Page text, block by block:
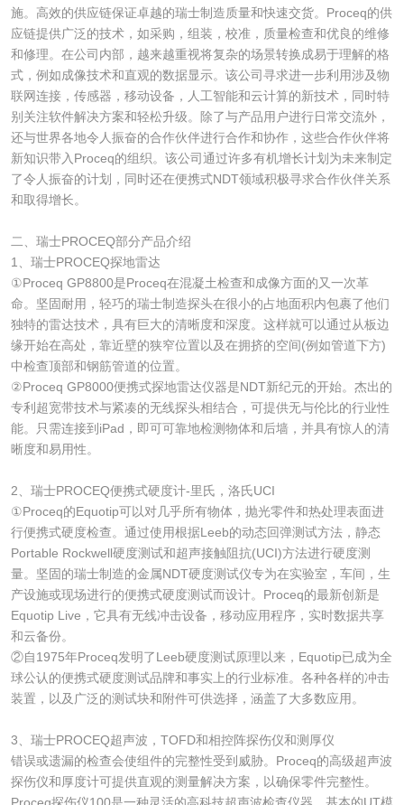
施。高效的供应链保证卓越的瑞士制造质量和快速交货。Proceq的供
应链提供广泛的技术，如采购，组装，校准，质量检查和优良的维修
和修理。在公司内部，越来越重视将复杂的场景转换成易于理解的格
式，例如成像技术和直观的数据显示。该公司寻求进一步利用涉及物
联网连接，传感器，移动设备，人工智能和云计算的新技术，同时特
别关注软件解决方案和轻松升级。除了与产品用户进行日常交流外，
还与世界各地令人振奋的合作伙伴进行合作和协作，这些合作伙伴将
新知识带入Proceq的组织。该公司通过许多有机增长计划为未来制定
了令人振奋的计划，同时还在便携式NDT领域积极寻求合作伙伴关系
和取得增长。
二、瑞士PROCEQ部分产品介绍
1、瑞士PROCEQ探地雷达
①Proceq GP8800是Proceq在混凝土检查和成像方面的又一次革
命。坚固耐用，轻巧的瑞士制造探头在很小的占地面积内包裹了他们
独特的雷达技术，具有巨大的清晰度和深度。这样就可以通过从板边
缘开始在高处，靠近壁的狭窄位置以及在拥挤的空间(例如管道下方)
中检查顶部和钢筋管道的位置。
②Proceq GP8000便携式探地雷达仪器是NDT新纪元的开始。杰出的
专利超宽带技术与紧凑的无线探头相结合，可提供无与伦比的行业性
能。只需连接到iPad，即可可靠地检测物体和后墙，并具有惊人的清
晰度和易用性。
2、瑞士PROCEQ便携式硬度计-里氏，洛氏UCI
①Proceq的Equotip可以对几乎所有物体，抛光零件和热处理表面进
行便携式硬度检查。通过使用根据Leeb的动态回弹测试方法，静态
Portable Rockwell硬度测试和超声接触阻抗(UCI)方法进行硬度测
量。坚固的瑞士制造的金属NDT硬度测试仪专为在实验室，车间，生
产设施或现场进行的便携式硬度测试而设计。Proceq的最新创新是
Equotip Live，它具有无线冲击设备，移动应用程序，实时数据共享
和云备份。
②自1975年Proceq发明了Leeb硬度测试原理以来，Equotip已成为全
球公认的便携式硬度测试品牌和事实上的行业标准。各种各样的冲击
装置，以及广泛的测试块和附件可供选择，涵盖了大多数应用。
3、瑞士PROCEQ超声波，TOFD和相控阵探伤仪和测厚仪
错误或遗漏的检查会使组件的完整性受到威胁。Proceq的高级超声波
探伤仪和厚度计可提供直观的测量解决方案，以确保零件完整性。